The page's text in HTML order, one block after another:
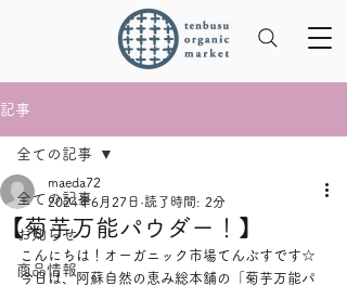
記事
全ての記事
お知らせ
商品情報
全ての記事
【菊芋万能パウダー！】
maeda72
2024年6月27日 読了時間: 2分
こんにちは！オーガニック市場てんぶすです☆
今日は、阿蘇自然の恵み総本舗の「菊芋万能パ